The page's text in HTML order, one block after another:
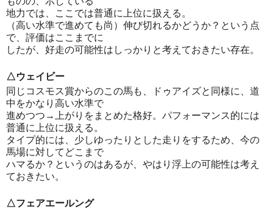
地力では、ここでは普通に上位に扱える。
（高い水準で進めても尚）伸び切れるかどうか？という点
で、評価はここまでに
したが、好走の可能性はしっかりと考えておきたい存在。
△ウェイビー
同じコスモス賞からのこの馬も、ドゥアイズと同様に、道
中をかなり高い水準で
進めつつ→上がりをまとめた格好。パフォーマンス的には
普通に上位に扱える。
タイプ的には、少しゆったりとした走りをするため、今の
馬場に対してどこまで
ハマるか？というのはあるが、やはり浮上の可能性は考え
ておきたい。
△フェアエールング